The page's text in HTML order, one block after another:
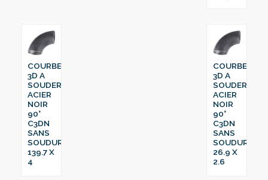
COURBE
3D A
SOUDER
ACIER
NOIR
90°
C3DN
SANS
SOUDURE
139.7 X
4
COURBE
3D A
SOUDER
ACIER
NOIR
90°
C3DN
SANS
SOUDURE
26.9 X
2.6